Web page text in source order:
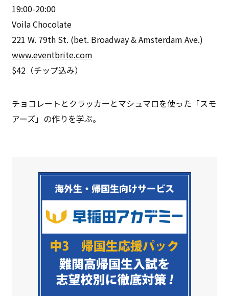
19:00-20:00
Voila Chocolate
221 W. 79th St. (bet. Broadway & Amsterdam Ave.)
www.eventbrite.com
$42（チップ込み）
チョコレートとクラッカーとマシュマロを使った「スモ
アーズ」の作りを学ぶ。